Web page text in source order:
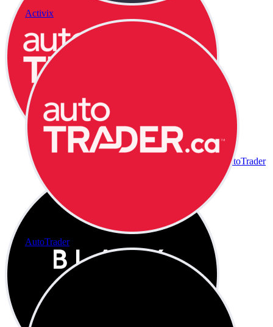
Activix
AutoTrader
AutoTrader